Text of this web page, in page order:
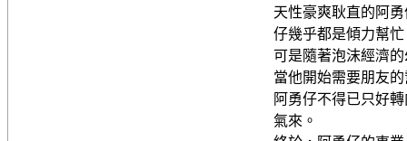
天性豪爽耿直的阿
仔幾乎都是傾力幫忙
可是隨著泡沫經濟
當他開始需要朋友
阿勇仔不得已只好
氣來。